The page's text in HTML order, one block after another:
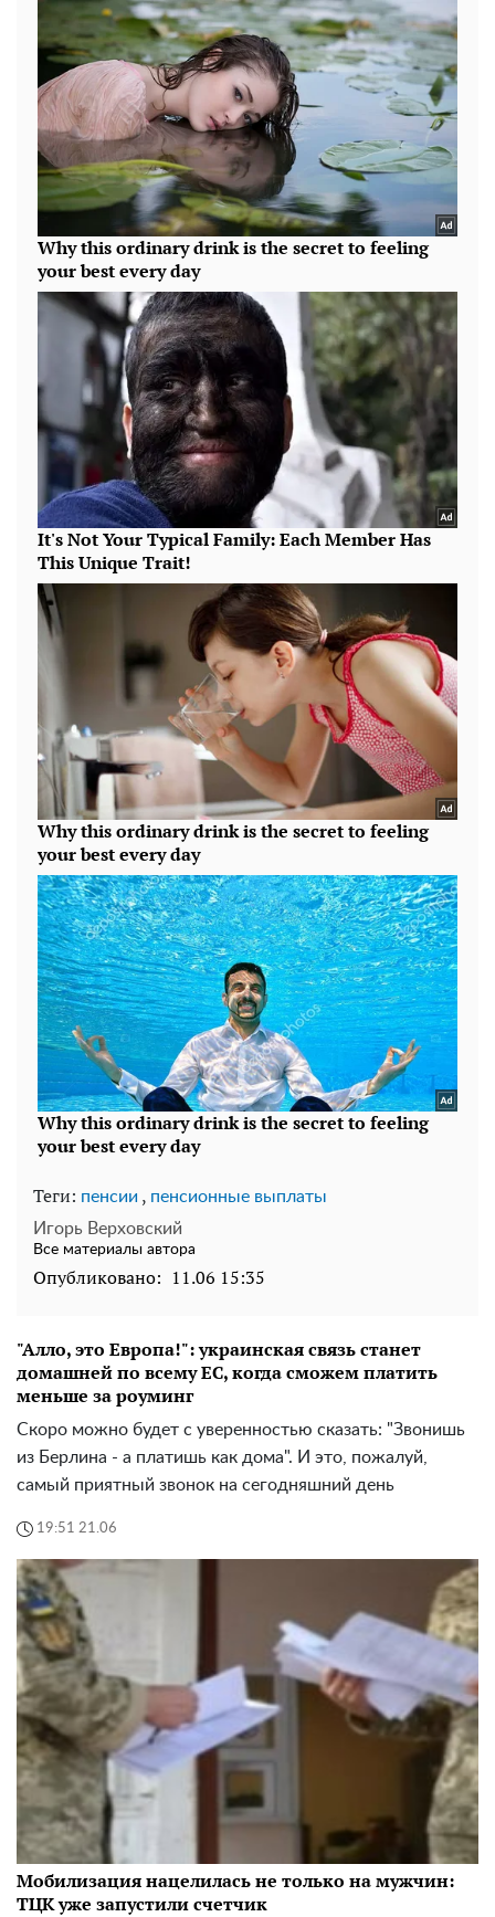
Теги: пенсии , пенсионные выплаты
Игорь Верховский
Все материалы автора
Опубликовано: 11.06 15:35
"Алло, это Европа!": украинская связь станет
домашней по всему ЕС, когда сможем платить
меньше за роуминг
Скоро можно будет с уверенностью сказать: "Звонишь
из Берлина - а платишь как дома". И это, пожалуй,
самый приятный звонок на сегодняшний день
19:51 21.06
Мобилизация нацелилась не только на мужчин:
ТЦК уже запустили счетчик